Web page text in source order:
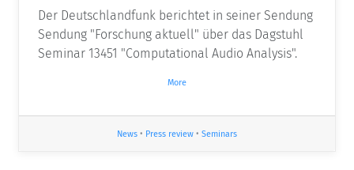
Der Deutschlandfunk berichtet in seiner Sendung
Sendung "Forschung aktuell" über das Dagstuhl
Seminar 13451 "Computational Audio Analysis".
More
News • Press review • Seminars